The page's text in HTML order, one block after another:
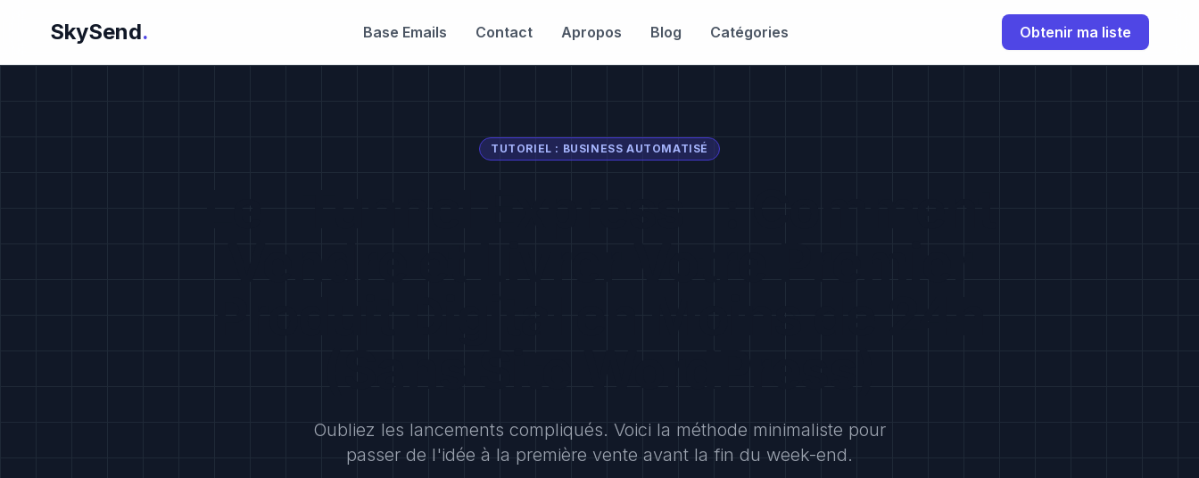
SkySend. Base Emails Contact Apropos Blog Catégories Obtenir ma liste
TUTORIEL : BUSINESS AUTOMATISÉ
Oubliez les lancements compliqués. Voici la méthode minimaliste pour
passer de l'idée à la première vente avant la fin du week-end.